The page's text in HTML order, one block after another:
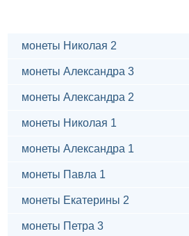
монеты Николая 2
монеты Александра 3
монеты Александра 2
монеты Николая 1
монеты Александра 1
монеты Павла 1
монеты Екатерины 2
монеты Петра 3